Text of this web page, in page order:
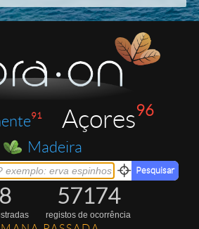
91 Açores96
Madeira
57174
registos de ocorrência